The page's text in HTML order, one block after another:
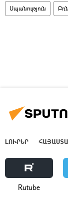
Սպանություն
ԼՈՒՐԵՐ
Rutube